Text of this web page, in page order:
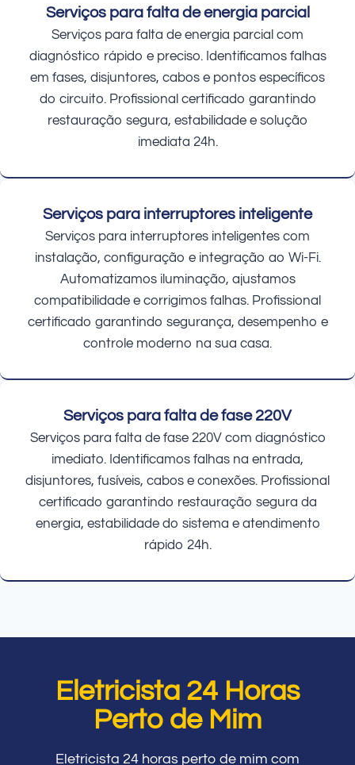
Serviços para falta de energia parcial
Serviços para falta de energia parcial com
diagnóstico rápido e preciso. Identificamos falhas
em fases, disjuntores, cabos e pontos específicos
do circuito. Profissional certificado garantindo
restauração segura, estabilidade e solução
imediata 24h.
Serviços para interruptores inteligente
Serviços para interruptores inteligentes com
instalação, configuração e integração ao Wi-Fi.
Automatizamos iluminação, ajustamos
compatibilidade e corrigimos falhas. Profissional
certificado garantindo segurança, desempenho e
controle moderno na sua casa.
Serviços para falta de fase 220V
Serviços para falta de fase 220V com diagnóstico
imediato. Identificamos falhas na entrada,
disjuntores, fusíveis, cabos e conexões. Profissional
certificado garantindo restauração segura da
energia, estabilidade do sistema e atendimento
rápido 24h.
Eletricista 24 Horas
Perto de Mim
Eletricista 24 horas perto de mim com